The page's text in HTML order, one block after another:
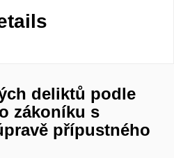
deliktů podle
zákoníku s
přípustného